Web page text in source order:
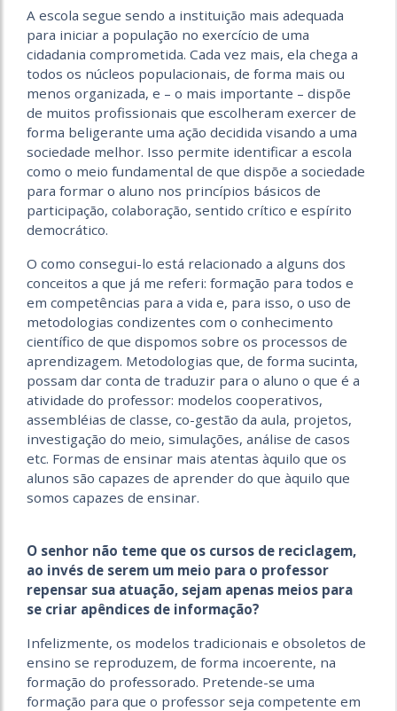
A escola segue sendo a instituição mais adequada
para iniciar a população no exercício de uma
cidadania comprometida. Cada vez mais, ela chega a
todos os núcleos populacionais, de forma mais ou
menos organizada, e – o mais importante – dispõe
de muitos profissionais que escolheram exercer de
forma beligerante uma ação decidida visando a uma
sociedade melhor. Isso permite identificar a escola
como o meio fundamental de que dispõe a sociedade
para formar o aluno nos princípios básicos de
participação, colaboração, sentido crítico e espírito
democrático.
O como consegui-lo está relacionado a alguns dos
conceitos a que já me referi: formação para todos e
em competências para a vida e, para isso, o uso de
metodologias condizentes com o conhecimento
científico de que dispomos sobre os processos de
aprendizagem. Metodologias que, de forma sucinta,
possam dar conta de traduzir para o aluno o que é a
atividade do professor: modelos cooperativos,
assembléias de classe, co-gestão da aula, projetos,
investigação do meio, simulações, análise de casos
etc. Formas de ensinar mais atentas àquilo que os
alunos são capazes de aprender do que àquilo que
somos capazes de ensinar.
O senhor não teme que os cursos de reciclagem,
ao invés de serem um meio para o professor
repensar sua atuação, sejam apenas meios para
se criar apêndices de informação?
Infelizmente, os modelos tradicionais e obsoletos de
ensino se reproduzem, de forma incoerente, na
formação do professorado. Pretende-se uma
formação para que o professor seja competente em